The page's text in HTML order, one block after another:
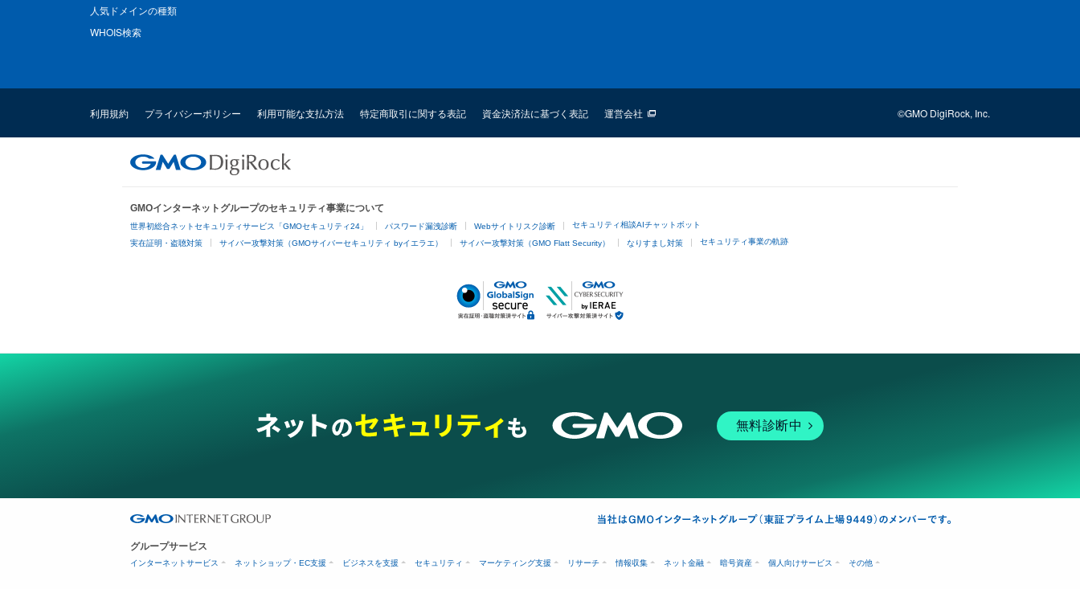
人気ドメインの種類
WHOIS検索
利用規約 プライバシーポリシー 利用可能な支払方法 特定商取引に関する表記 資金決済法に基づく表記 運営会社 ©GMO DigiRock, Inc.
GMOインターネットグループのセキュリティ事業について
世界初総合ネットセキュリティサービス「GMOセキュリティ24」 パスワード漏洩診断 Webサイトリスク診断 セキュリティ相談AIチャットボット
実在証明・盗聴対策 サイバー攻撃対策（GMOサイバーセキュリティ byイエラエ） サイバー攻撃対策（GMO Flatt Security） なりすまし対策 セキュリティ事業の軌跡
無料診断中
グループサービス
インターネットサービス ネットショップ・EC支援 ビジネスを支援 セキュリティ マーケティング支援 リサーチ 情報収集 ネット金融 暗号資産 個人向けサービス その他